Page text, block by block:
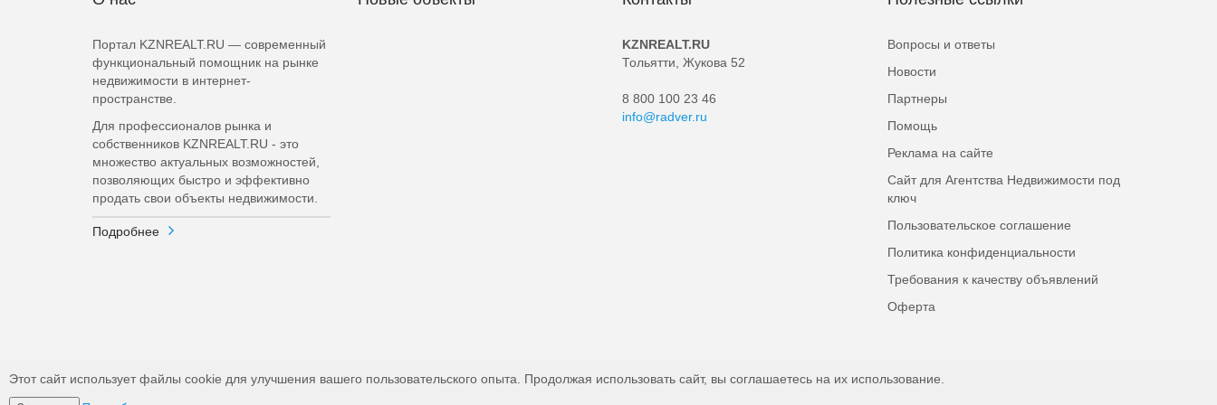
Портал KZNREALT.RU — современный
функциональный помощник на рынке
недвижимости в интернет-
пространстве.
Для профессионалов рынка и
собственников KZNREALT.RU - это
множество актуальных возможностей,
позволяющих быстро и эффективно
продать свои объекты недвижимости.
Подробнее
KZNREALT.RU
Тольятти, Жукова 52
8 800 100 23 46
info@radver.ru
Вопросы и ответы
Новости
Партнеры
Помощь
Реклама на сайте
Сайт для Агентства Недвижимости под
ключ
Пользовательское соглашение
Политика конфиденциальности
Требования к качеству объявлений
Оферта
Этот сайт использует файлы cookie для улучшения вашего пользовательского опыта. Продолжая использовать сайт, вы соглашаетесь на их использование.